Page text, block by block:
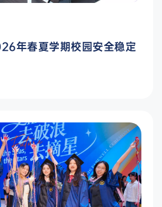
年春夏学期校园安全稳定